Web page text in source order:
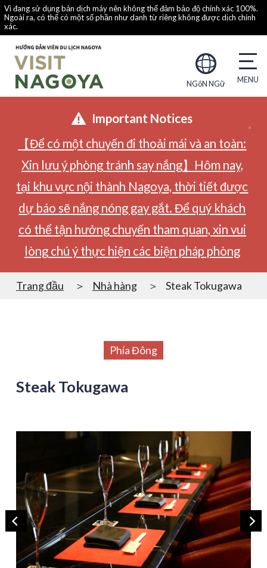
Vì đang sử dụng bản dịch máy nên không thể đảm bảo độ chính xác 100%.
Ngoài ra, có thể có một số phần như danh từ riêng không được dịch chính
xác.
NGôN NGữ
Important Notices
【Để có một chuyến đi thoải mái và an toàn:
Xin lưu ý phòng tránh say nắng】Hôm nay,
tại khu vực nội thành Nagoya, thời tiết được
dự báo sẽ nắng nóng gay gắt. Để quý khách
có thể tận hưởng chuyến tham quan, xin vui
lòng chú ý thực hiện các biện pháp phòng
Trang đầu Nhà hàng Steak Tokugawa
Phía Đông
Steak Tokugawa